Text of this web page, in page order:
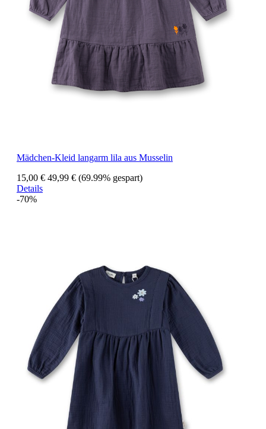
Mädchen-Kleid langarm lila aus Musselin
15,00 € 49,99 € (69.99% gespart)
Details
-70%